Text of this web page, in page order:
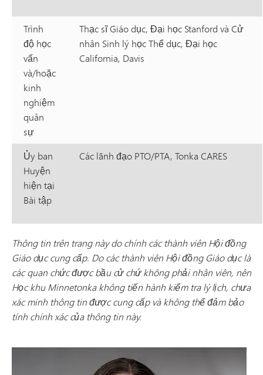
Trình
độ học
vấn
và/hoặc
kinh
nghiệm
quân
sự
Thạc sĩ Giáo dục, Đại học Stanford và Cử
nhân Sinh lý học Thể dục, Đại học
California, Davis
Ủy ban
Huyện
hiện tại
Bài tập
Các lãnh đạo PTO/PTA, Tonka CARES
Thông tin trên trang này do chính các thành viên Hội đồng
Giáo dục cung cấp. Do các thành viên Hội đồng Giáo dục là
các quan chức được bầu cử chứ không phải nhân viên, nên
Học khu Minnetonka không tiến hành kiểm tra lý lịch, chưa
xác minh thông tin được cung cấp và không thể đảm bảo
tính chính xác của thông tin này.